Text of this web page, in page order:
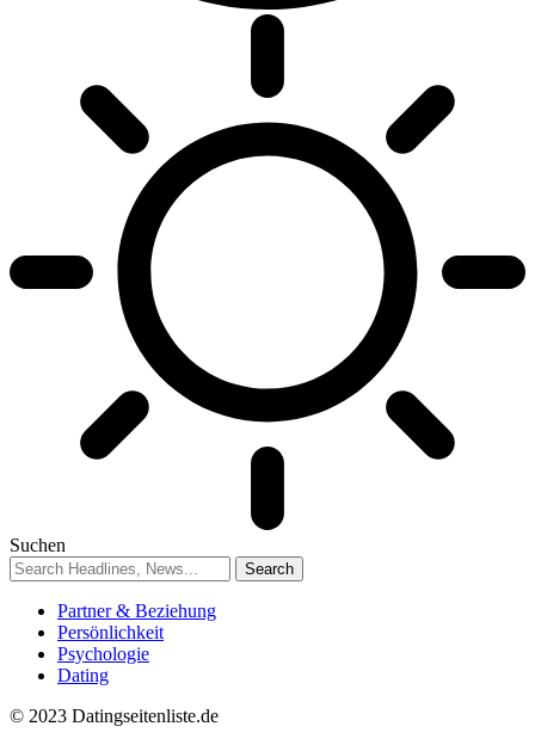
Suchen
Partner & Beziehung
Persönlichkeit
Psychologie
Dating
© 2023 Datingseitenliste.de